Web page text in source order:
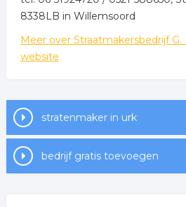
8338LB in Willemsoord
Meer over Straatmakersbedrijf G.
website
stratenmaker in urk
bedrijf gratis toevoegen